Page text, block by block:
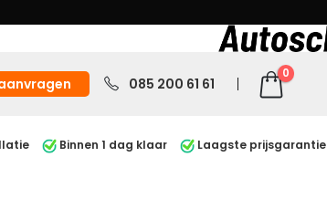
085 200 61 61
0
Binnen 1 dag klaar Laagste prijsgarantie